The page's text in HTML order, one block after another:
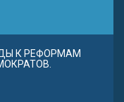
К РЕФОРМАМ